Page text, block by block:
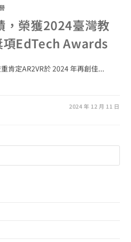
，榮獲2024臺灣教
項EdTech Awards
肯定AR2VR於 2024 年再創佳...
2024 年 12 月 11 日